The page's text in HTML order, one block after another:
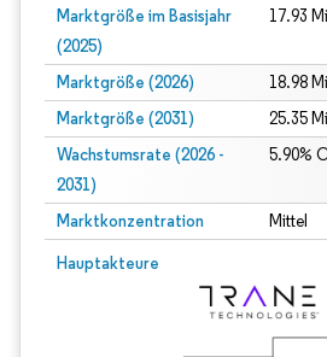
Marktgröße im Basisjahr
(2025)
17.93
Marktgröße (2026) 18.98
Marktgröße (2031) 25.35
Wachstumsrate (2026 -
2031)
5.90%
Marktkonzentration Mittel
Hauptakteure
Bild © Mordor Intelligence.